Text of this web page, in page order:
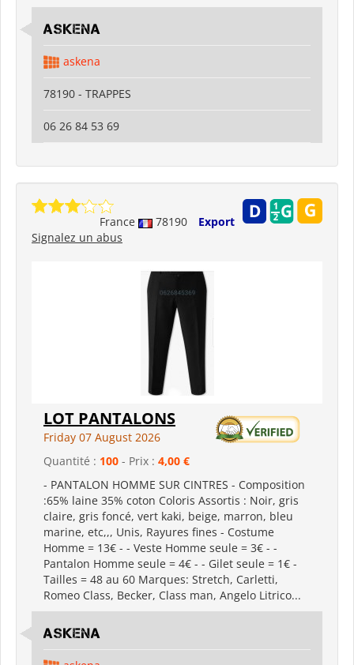
ASKENA
askena
78190 - TRAPPES
06 26 84 53 69
France 78190
Export
Signalez un abus
LOT PANTALONS
Friday 07 August 2026
Quantité : 100 - Prix : 4,00 €
- PANTALON HOMME SUR CINTRES - Composition
:65% laine 35% coton Coloris Assortis : Noir, gris
claire, gris foncé, vert kaki, beige, marron, bleu
marine, etc,,, Unis, Rayures fines - Costume
Homme = 13€ - - Veste Homme seule = 3€ - -
Pantalon Homme seule = 4€ - - Gilet seule = 1€ -
Tailles = 48 au 60 Marques: Stretch, Carletti,
Romeo Class, Becker, Class man, Angelo Litrico...
ASKENA